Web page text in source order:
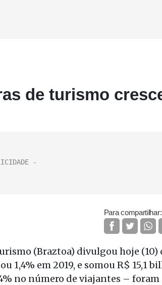
de turismo
Para compartilhar:
(Braztoa) divulgou hoje (10)
em 2019, e somou R$ 15,1
no número de viajantes – foram